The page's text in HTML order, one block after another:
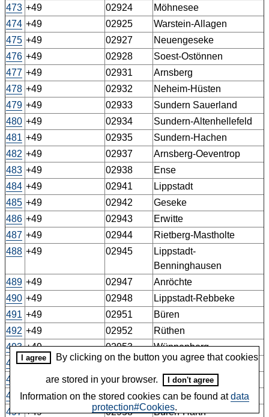
473 +49 02924
Möhnesee
474 +49 02925
Warstein-Allagen
475 +49 02927
Neuengeseke
476 +49 02928
Soest-Ostönnen
477 +49 02931
Arnsberg
478 +49 02932
Neheim-Hüsten
479 +49 02933
Sundern Sauerland
480 +49 02934
Sundern-Altenhellefeld
481 +49 02935
Sundern-Hachen
482 +49 02937
Arnsberg-Oeventrop
483 +49 02938
Ense
484 +49 02941
Lippstadt
485 +49 02942
Geseke
486 +49 02943
Erwitte
487 +49 02944
Rietberg-Mastholte
488 +49 02945
Lippstadt-
Benninghausen
489 +49 02947
Anröchte
490 +49 02948
Lippstadt-Rebbeke
491 +49 02951
Büren
492 +49 02952
Rüthen
493 +49 02953
Wünnenberg
494 +49 02954
Rüthen-Oestereiden
495
02955
Büren-Wewelsburg
496 +49 02957
Wünnenberg-Haaren
497 +49 02958 Büren-Harth
I agree By clicking on the button you agree that cookies
are stored in your browser. I don't agree
Information on the stored cookies can be found atdata
protection#Cookies.